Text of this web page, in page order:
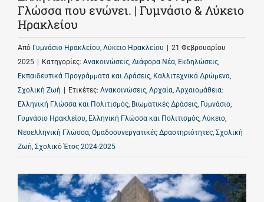
Γλώσσα που ενώνει. | Γυμνάσιο & Λύκειο
Ηρακλείου
Από Γυμνάσιο Ηρακλείου, Λύκειο Ηρακλείου
21 Φεβρουαρίου
2025
Κατηγορίες: Ανακοινώσεις, Διάφορα Νέα, Εκδηλώσεις,
Εκπαιδευτικά Προγράμματα και Δράσεις, Καλλιτεχνικά Δρώμενα,
Σχολική Ζωή
Ετικέτες: Ανακοινώσεις, Αρχαία, Αρχαιομάθεια:
Ελληνική Γλώσσα και Πολιτισμός, Βιωματικές Δράσεις, Γυμνάσιο,
Γυμνάσιο Ηρακλείου, Ελληνική Γλώσσα και Πολιτισμός, Λύκειο,
Νεοελληνική Γλώσσα, Ομαδοσυνεργατικές Δραστηριότητες, Σχολική
Ζωή, Σχολικό Έτος 2024-2025